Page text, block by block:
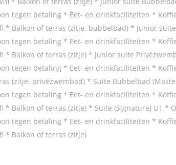
tegen betaling * Eet- en drinkfaciliteiten *
Balkon of terras (zitje, bubbelbad) * Junior
tegen betaling * Eet- en drinkfaciliteiten *
Balkon of terras (zitje) * Junior suite
tegen betaling * Eet- en drinkfaciliteiten *
(zitje, privézwembad) * Suite Bubbelbad
tegen betaling * Eet- en drinkfaciliteiten *
Balkon of terras (zitje) * Suite (Signature) U1 *
tegen betaling * Eet- en drinkfaciliteiten *
* Balkon of terras (zitje)